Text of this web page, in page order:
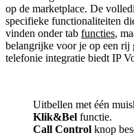
op de marketplace. De
specifieke functionaliteiten
vinden onder tab functies,
belangrijke voor je op een
telefonie integratie biedt IP
Uitbellen met één
Klik&Bel functie.
Call Control knop